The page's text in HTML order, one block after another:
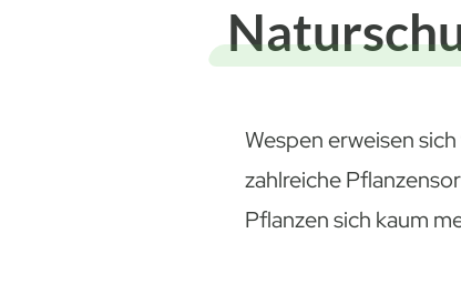
Wespen erweisen sich
zahlreiche
Pflanzen sich kaum